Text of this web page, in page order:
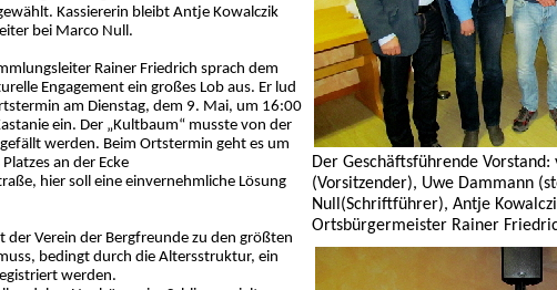
Kassiererin bleibt Antje Kowalczik
bei Marco Null.
Rainer Friedrich sprach dem
Engagement ein großes Lob aus. Er lud
am Dienstag, dem 9. Mai, um 16:00
ein. Der „Kultbaum“ musste von der
werden. Beim Ortstermin geht es um
an der Ecke
hier soll eine einvernehmliche Lösung
Verein der Bergfreunde zu den größten
bedingt durch die Altersstruktur, ein
werden.
Der Geschäftsführende Vorstand:
(Vorsitzender), Uwe Dammann
Null(Schriftführer), Antje
Ortsbürgermeister Rainer